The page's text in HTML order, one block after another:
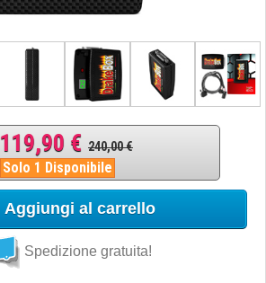
119,90 € 240,00 €
Solo 1 Disponibile
Aggiungi al carrello
Spedizione gratuita!